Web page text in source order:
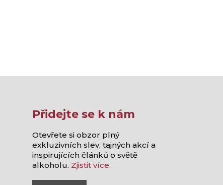
Přidejte se k nám
Otevřete si obzor plný
exkluzivních slev, tajných akcí a
inspirujících článků o světě
alkoholu. Zjistit více.